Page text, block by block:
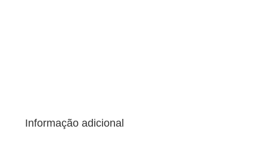
Informação adicional